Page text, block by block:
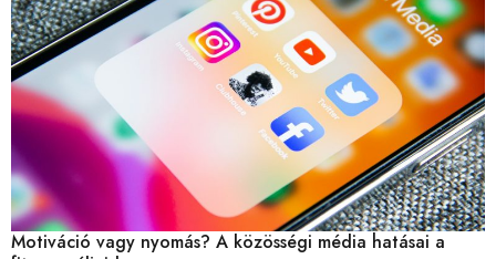
Motiváció vagy nyomás? A közösségi média hatásai a